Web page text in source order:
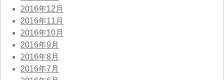
2016年12月
2016年11月
2016年10月
2016年9月
2016年8月
2016年7月